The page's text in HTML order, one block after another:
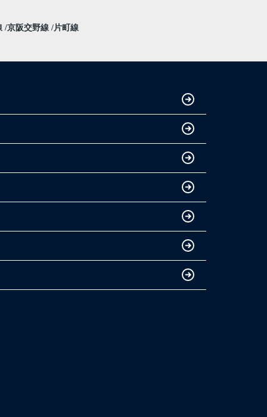
京阪交野線 片町線